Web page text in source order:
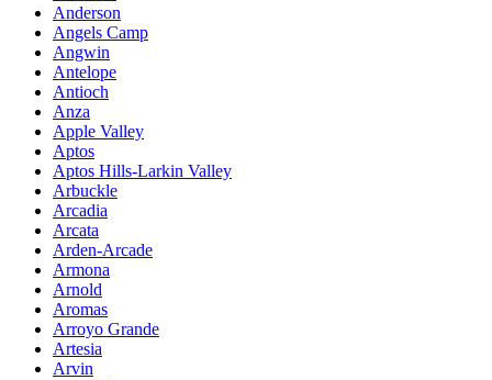
Anderson
Angels Camp
Angwin
Antelope
Antioch
Anza
Apple Valley
Aptos
Aptos Hills-Larkin Valley
Arbuckle
Arcadia
Arcata
Arden-Arcade
Armona
Arnold
Aromas
Arroyo Grande
Artesia
Arvin